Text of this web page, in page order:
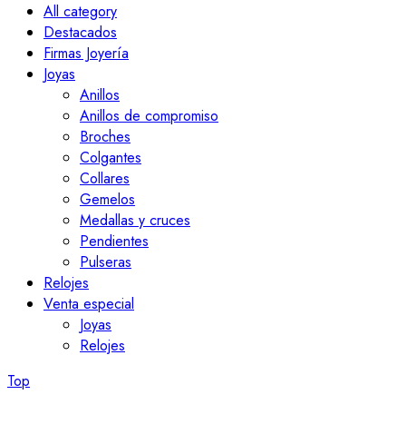
All category
Destacados
Firmas Joyería
Joyas
Anillos
Anillos de compromiso
Broches
Colgantes
Collares
Gemelos
Medallas y cruces
Pendientes
Pulseras
Relojes
Venta especial
Joyas
Relojes
Top